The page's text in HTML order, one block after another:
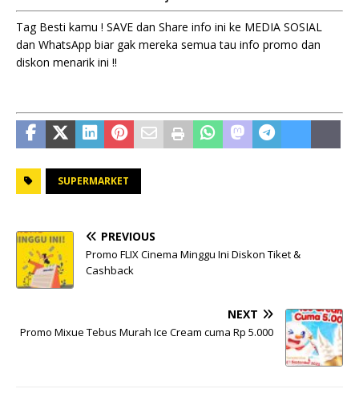
Tag Besti kamu ! SAVE dan Share info ini ke MEDIA SOSIAL
dan WhatsApp biar gak mereka semua tau info promo dan
diskon menarik ini !!
SUPERMARKET
PREVIOUS
Promo FLIX Cinema Minggu Ini Diskon Tiket &
Cashback
NEXT
Promo Mixue Tebus Murah Ice Cream cuma Rp 5.000